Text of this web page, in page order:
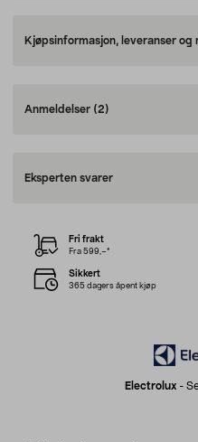
Kjøpsinformasjon, leveranser og
Anmeldelser (2)
Eksperten svarer
Electrolux-
Fri frakt
Fra 599,–*
Sikkert
365 dagers åpent kjøp